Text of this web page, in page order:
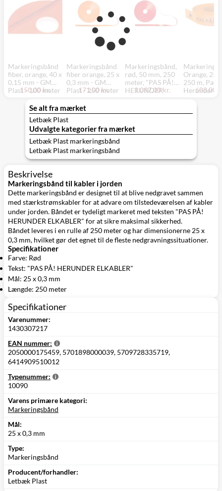
Markeringsbånd
fiber, orange, 40 x
0,15 mm - GM
Plast - 100 meter
150,00 kr.
Markeringsbånd
fiber orange, 25 x
0,3 mm - GM
Plast - 250 meter
171,00 kr.
Markeringsbånd,
rød, 50 mm, 250
meter, "PAS PÅ!
HERUNDER
1.087,00 kr.
Orange, 25
250 m, Pas
Herunder
608,00
Se alt fra mærket
Letbæk Plast
Udvalgte kategorier fra mærket
Letbæk Plast markeringsbånd
Letbæk Plast markeringsbånd
Beskrivelse
Markeringsbånd til kabler i jorden
Dette markeringsbånd er designet til at blive nedgravet sammen
med stærkstrømskabler for at advare om tilstedeværelsen af kabler
under jorden. Båndet er tydeligt markeret med teksten "PAS PÅ!
HERUNDER ELKABLER" for at sikre maksimal sikkerhed.
Båndet leveres i en rulle af 250 meter og har dimensionerne 25 x
0,3 mm, hvilket gør det egnet til de fleste nedgravningssituationer.
Specifikationer
Farve: Rød
Tekst: "PAS PÅ! HERUNDER ELKABLER"
Mål: 25 x 0,3 mm
Længde: 250 meter
Specifikationer
Varenummer:
1430307217
EAN nummer:
2050000175459, 5701898000039, 5709728335719,
6414909510012
Typenummer:
10090
Varens primære kategori:
Markeringsbånd
Mål:
25 x 0,3 mm
Type:
Markeringsbånd
Producent/forhandler:
Letbæk Plast